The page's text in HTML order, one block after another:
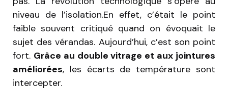
niveau de l’isolation.En effet, c’était le point
faible souvent critiqué quand on évoquait le
sujet des vérandas. Aujourd’hui, c’est son point
fort. Grâce au double vitrage et aux jointures
améliorées, les écarts de température sont
intercepter.